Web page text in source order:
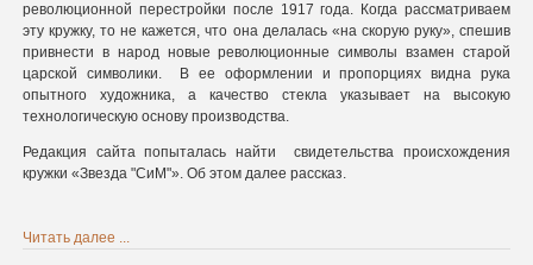
революционной перестройки после 1917 года. Когда рассматриваем
эту кружку, то не кажется, что она делалась «на скорую руку», спешив
привнести в народ новые революционные символы взамен старой
царской символики. В ее оформлении и пропорциях видна рука
опытного художника, а качество стекла указывает на высокую
технологическую основу производства.
Редакция сайта попыталась найти свидетельства происхождения
кружки «Звезда "СиМ"». Об этом далее рассказ.
Читать далее ...